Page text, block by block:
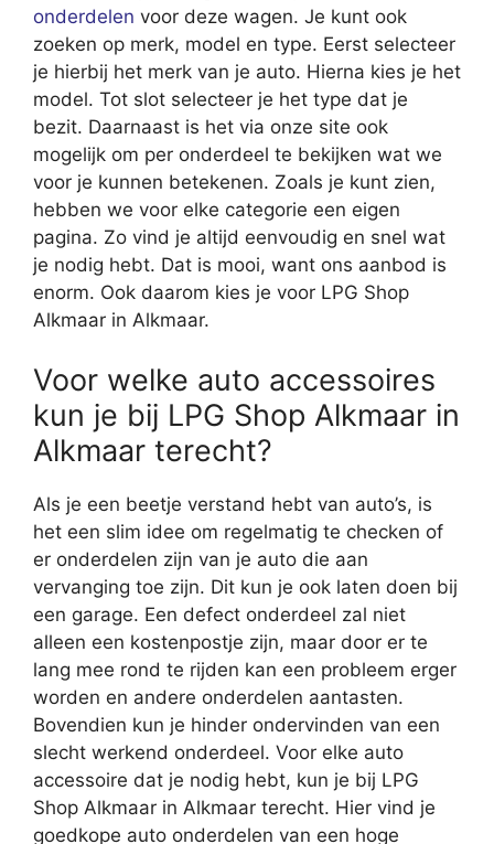
onderdelen voor deze wagen. Je kunt ook
zoeken op merk, model en type. Eerst selecteer
je hierbij het merk van je auto. Hierna kies je het
model. Tot slot selecteer je het type dat je
bezit. Daarnaast is het via onze site ook
mogelijk om per onderdeel te bekijken wat we
voor je kunnen betekenen. Zoals je kunt zien,
hebben we voor elke categorie een eigen
pagina. Zo vind je altijd eenvoudig en snel wat
je nodig hebt. Dat is mooi, want ons aanbod is
enorm. Ook daarom kies je voor LPG Shop
Alkmaar in Alkmaar.
Voor welke auto accessoires
kun je bij LPG Shop Alkmaar in
Alkmaar terecht?
Als je een beetje verstand hebt van auto’s, is
het een slim idee om regelmatig te checken of
er onderdelen zijn van je auto die aan
vervanging toe zijn. Dit kun je ook laten doen bij
een garage. Een defect onderdeel zal niet
alleen een kostenpostje zijn, maar door er te
lang mee rond te rijden kan een probleem erger
worden en andere onderdelen aantasten.
Bovendien kun je hinder ondervinden van een
slecht werkend onderdeel. Voor elke auto
accessoire dat je nodig hebt, kun je bij LPG
Shop Alkmaar in Alkmaar terecht. Hier vind je
goedkope auto onderdelen van een hoge